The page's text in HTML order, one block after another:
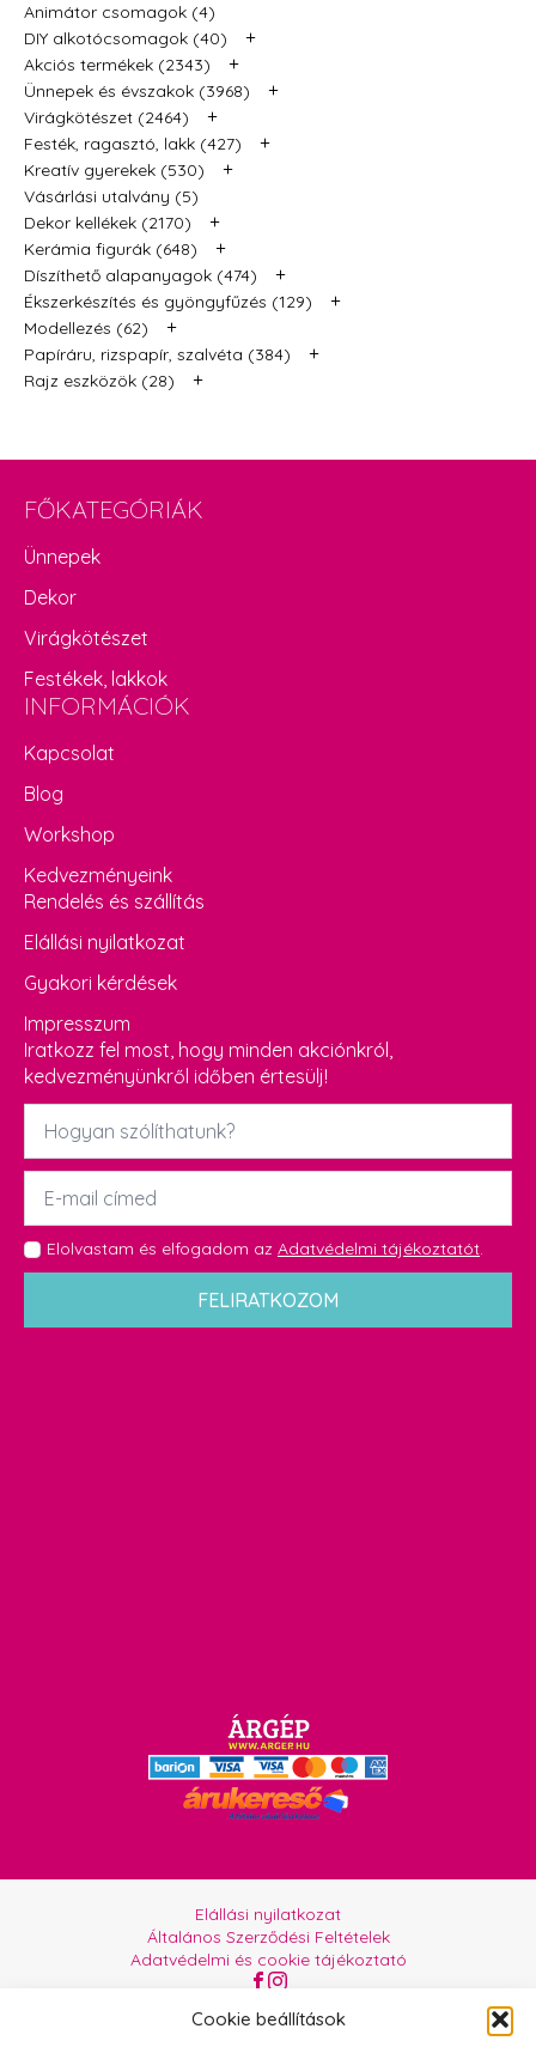
Cookie beállítások
Animátor csomagok (4)
DIY alkotócsomagok (40)
+
Akciós termékek (2343) +
Ünnepek és évszakok (3968) +
Virágkötészet (2464) +
Festék, ragasztó, lakk (427) +
Kreatív gyerekek (530) +
Vásárlási utalvány (5)
Dekor kellékek (2170)
+
Kerámia figurák (648) +
Díszíthető alapanyagok (474) +
Ékszerkészítés és gyöngyfűzés (129) +
Modellezés (62) +
Papíráru, rizspapír, szalvéta (384) +
Rajz eszközök (28) +
FŐKATEGÓRIÁK
Ünnepek
Dekor
Virágkötészet
Festékek, lakkok
INFORMÁCIÓK
Kapcsolat
Blog
Workshop
Kedvezményeink
Rendelés és szállítás
Elállási nyilatkozat
Gyakori kérdések
Impresszum
Iratkozz fel most, hogy minden akciónkról,
kedvezményünkről időben értesülj!
Név
Email
GDPR
*
Elolvastam és elfogadom az Adatvédelmi tájékoztatót.
FELIRATKOZOM
Elállási nyilatkozat
Általános Szerződési Feltételek
Adatvédelmi és cookie tájékoztató